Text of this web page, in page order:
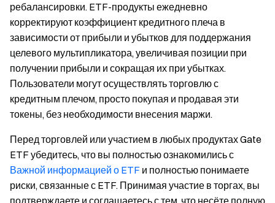
ребалансировки. ETF-продукты ежедневно
корректируют коэффициент кредитного плеча в
зависимости от прибыли и убытков для поддержания
целевого мультипликатора, увеличивая позиции при
получении прибыли и сокращая их при убытках.
Пользователи могут осуществлять торговлю с
кредитным плечом, просто покупая и продавая эти
токены, без необходимости внесения маржи.
Перед торговлей или участием в любых продуктах Gate
ETF убедитесь, что вы полностью ознакомились с
Важной информацией о ETF и полностью понимаете
риски, связанные с ETF. Принимая участие в торгах, вы
подтверждаете и соглашаетесь с тем, что несёте полную